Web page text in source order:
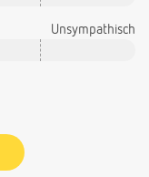
Unsympathisch